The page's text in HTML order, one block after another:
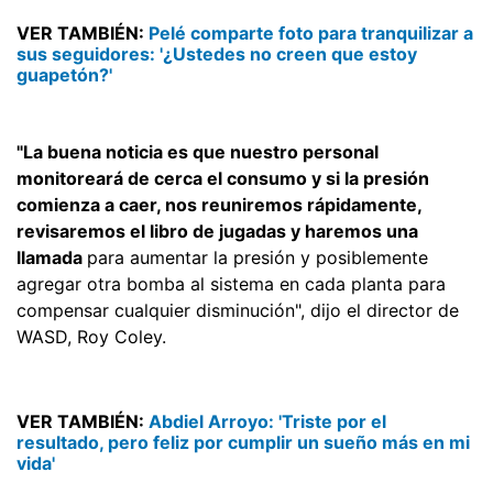
VER TAMBIÉN: Pelé comparte foto para tranquilizar a
sus seguidores: '¿Ustedes no creen que estoy
guapetón?'
"La buena noticia es que nuestro personal
monitoreará de cerca el consumo y si la presión
comienza a caer, nos reuniremos rápidamente,
revisaremos el libro de jugadas y haremos una
llamada para aumentar la presión y posiblemente
agregar otra bomba al sistema en cada planta para
compensar cualquier disminución", dijo el director de
WASD, Roy Coley.
VER TAMBIÉN: Abdiel Arroyo: 'Triste por el
resultado, pero feliz por cumplir un sueño más en mi
vida'